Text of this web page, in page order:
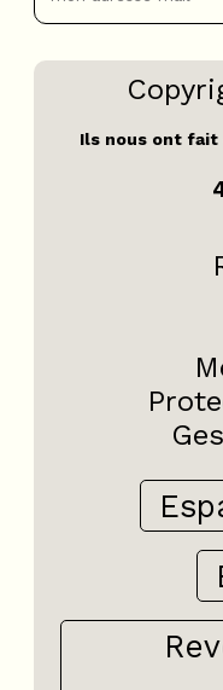
Ils nous ont fait